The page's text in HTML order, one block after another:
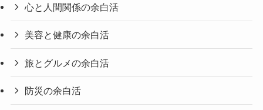
心と人間関係の余白活
美容と健康の余白活
旅とグルメの余白活
防災の余白活